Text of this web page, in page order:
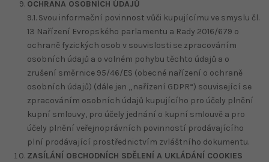
OCHRANA OSOBNÍCH ÚDAJŮ
9.1. Svou informační povinnost vůči kupujícímu ve smyslu čl.
13 Nařízení Evropského parlamentu a Rady 2016/679 o
ochraně fyzických osob v souvislosti se zpracováním
osobních údajů a o volném pohybu těchto údajů a o
zrušení směrnice 95/46/ES (obecné nařízení o ochraně
osobních údajů) (dále jen „nařízení GDPR“) související se
zpracováním osobních údajů kupujícího pro účely plnění
kupní smlouvy, pro účely jednání o kupní smlouvě a pro
účely plnění veřejnoprávních povinností prodávajícího
plní prodávající prostřednictvím zvláštního dokumentu.
ZASÍLÁNÍ OBCHODNÍCH SDĚLENÍ A UKLÁDÁNÍ COOKIES